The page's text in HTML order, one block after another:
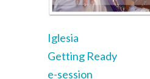
Iglesia
Getting Ready
e-session